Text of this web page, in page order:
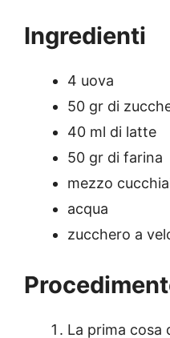
Ingredienti
4 uova
50 gr di
40 ml di latte
50 gr di farina
mezzo
acqua
zucchero a
La prima cosa